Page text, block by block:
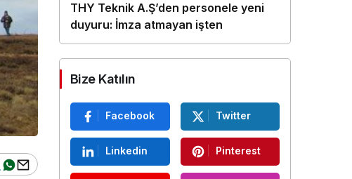
THY Teknik A.Ş’den personele yeni
duyuru: İmza atmayan işten
çıkarılacak
Bize Katılın
Facebook Twitter
Linkedin Pinterest